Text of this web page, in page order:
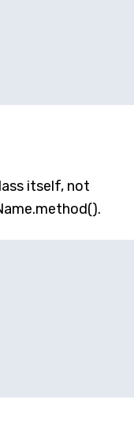
itself, not